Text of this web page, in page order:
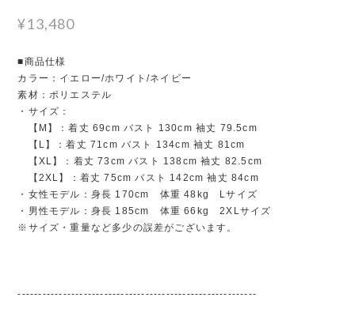
¥13,480
■商品仕様
カラー：イエロー/ホワイト/ネイビー
素材：ポリエステル
・サイズ：
【M】：着丈 69cm バスト 130cm 袖丈 79.5cm
【L】：着丈 71cm バスト 134cm 袖丈 81cm
【XL】：着丈 73cm バスト 138cm 袖丈 82.5cm
【2XL】：着丈 75cm バスト 142cm 袖丈 84cm
・女性モデル：身長 170cm 体重 48kg Lサイズ
・男性モデル：身長 185cm 体重 66kg 2XLサイズ
※サイズ・重量など多少の誤差がございます。
----------------------------------------------------------